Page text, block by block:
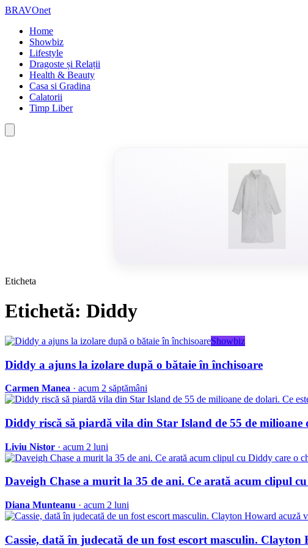
BRAVOnet
Home
Showbiz
Lifestyle
Dragoste și Relații
Health & Beauty
Casa si Gradina
Calatorii
Timp Liber
Eticheta
Etichetă: Diddy
Showbiz
Diddy a ajuns la izolare după o bătaie în închisoare
Carmen Manea · acum 2 săptămâni
Diddy riscă să piardă vila din Star Island de 55 de milioane
Liviu Nistor · acum 2 luni
Daveigh Chase a murit la 35 de ani. Ce arată acum clipul
Diana Munteanu · acum 2 luni
Cassie, dată în judecată de un fost escort masculin.